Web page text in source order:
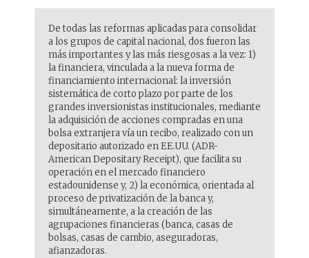
De todas las reformas aplicadas para consolidar
a los grupos de capital nacional, dos fueron las
más importantes y las más riesgosas a la vez: 1)
la financiera, vinculada a la nueva forma de
financiamiento internacional: la inversión
sistemática de corto plazo por parte de los
grandes inversionistas institucionales, mediante
la adquisición de acciones compradas en una
bolsa extranjera vía un recibo, realizado con un
depositario autorizado en EE.UU. (ADR-
American Depositary Receipt), que facilita su
operación en el mercado financiero
estadounidense y, 2) la económica, orientada al
proceso de privatización de la banca y,
simultáneamente, a la creación de las
agrupaciones financieras (banca, casas de
bolsas, casas de cambio, aseguradoras,
afianzadoras.